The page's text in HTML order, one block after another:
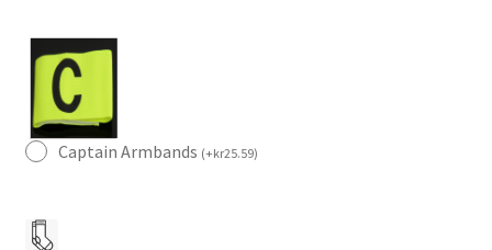
Captain Armbands (+kr25.59)